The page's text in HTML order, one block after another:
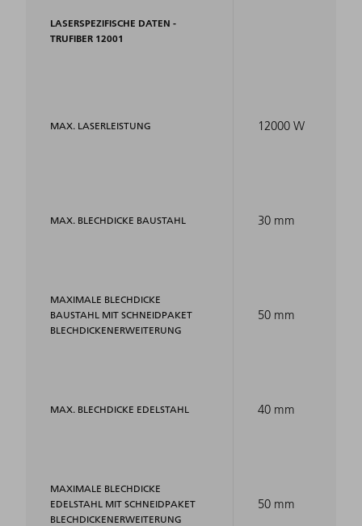
LASERSPEZIFISCHE DATEN -
TRUFIBER 12001
MAX. LASERLEISTUNG
MAX. BLECHDICKE BAUSTAHL
MAXIMALE BLECHDICKE
BAUSTAHL MIT SCHNEIDPAKET
BLECHDICKENERWEITERUNG
MAX. BLECHDICKE EDELSTAHL
MAXIMALE BLECHDICKE
EDELSTAHL MIT SCHNEIDPAKET
BLECHDICKENERWEITERUNG
12000 W
30 mm
50 mm
40 mm
50 mm